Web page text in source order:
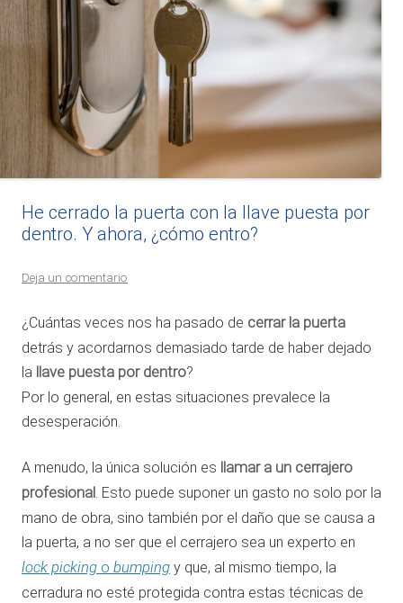
He cerrado la puerta con la llave puesta por
dentro. Y ahora, ¿cómo entro?
Deja un comentario
¿Cuántas veces nos ha pasado de cerrar la puerta
detrás y acordarnos demasiado tarde de haber dejado
la llave puesta por dentro?
Por lo general, en estas situaciones prevalece la
desesperación.
A menudo, la única solución es
llamar a un cerrajero
profesional . Esto puede suponer un gasto no solo por la
mano de obra, sino también por el daño que se causa a
la puerta, a no ser que el cerrajero sea un experto en
lock picking o bumping y que, al mismo tiempo, la
cerradura no esté protegida contra estas técnicas de